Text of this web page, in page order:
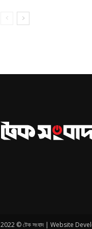
2022 © টেক সংবাদ | Website